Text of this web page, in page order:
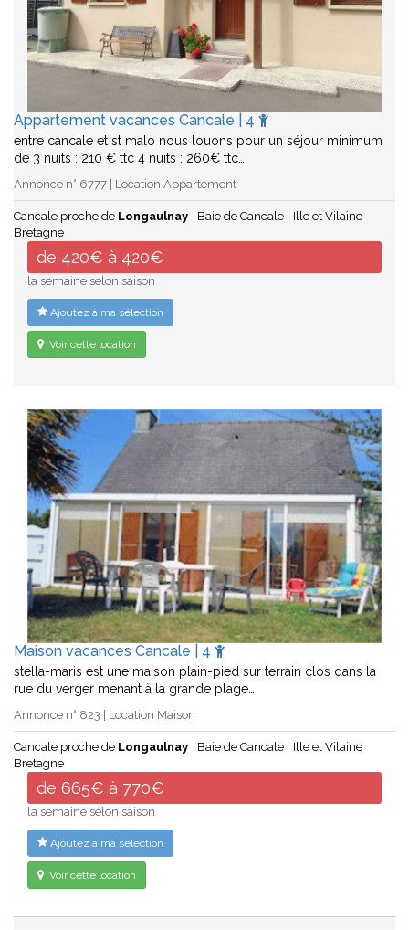
Appartement vacances Cancale | 4
entre cancale et st malo nous louons pour un séjour minimum
de 3 nuits : 210 € ttc 4 nuits : 260€ ttc…
Annonce n° 6777 | Location Appartement
Cancale proche de Longaulnay Baie de Cancale
Ille et Vilaine
Bretagne
de 420€ à 420€
la semaine selon saison
Ajoutez à ma sélection
Voir cette location
Maison vacances Cancale | 4
stella-maris est une maison plain-pied sur terrain clos dans la
rue du verger menant à la grande plage…
Annonce n° 823 | Location Maison
Cancale proche de Longaulnay Baie de Cancale
Ille et Vilaine
Bretagne
de 665€ à 770€
la semaine selon saison
Ajoutez à ma sélection
Voir cette location